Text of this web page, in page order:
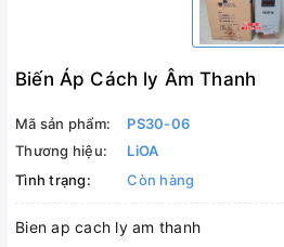
Biến Áp Cách ly Âm Thanh
Mã sản phẩm:
PS30-06
Thương hiệu:
LiOA
Tình trạng:
Còn hàng
Bien ap cach ly am thanh